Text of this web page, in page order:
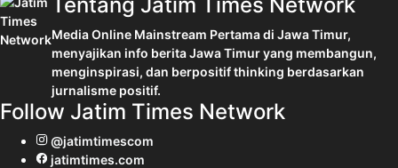
Media Online Mainstream Pertama di Jawa Timur,
menyajikan info berita Jawa Timur yang membangun,
menginspirasi, dan berpositif thinking berdasarkan
jurnalisme positif.
Follow Jatim Times Network
@jatimtimescom
jatimtimes.com